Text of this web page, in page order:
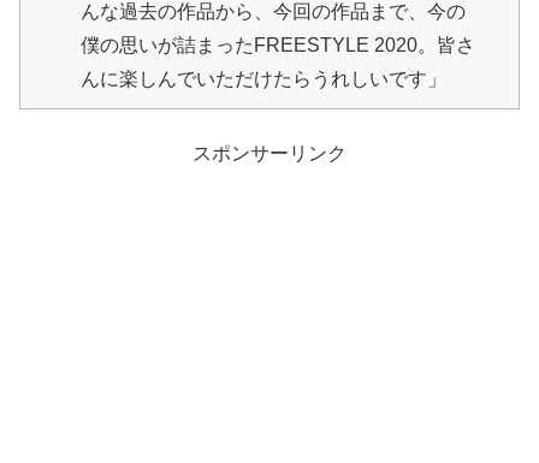
んな過去の作品から、今回の作品まで、今の
僕の思いが詰まったFREESTYLE 2020。皆さ
んに楽しんでいただけたらうれしいです」
スポンサーリンク